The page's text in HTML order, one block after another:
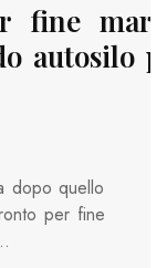
fine
autosilo
dopo quello
per fine